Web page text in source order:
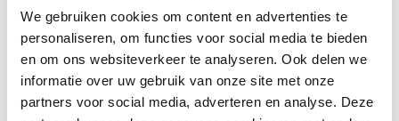
We gebruiken cookies om content en advertenties te
personaliseren, om functies voor social media te bieden
en om ons websiteverkeer te analyseren. Ook delen we
informatie over uw gebruik van onze site met onze
partners voor social media, adverteren en analyse. Deze
Aantal
*Gratis verzending vanaf €150,- exclusief BTW